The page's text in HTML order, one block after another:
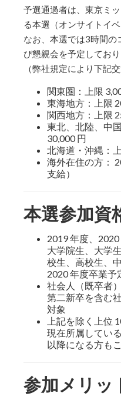
予選通過者は、東京ミ
る本選（オンサイトイ
なお、本選では3時間の
び懇親会を予定しており
（弊社規定により下記
関東圏：上限
東海地方：上限
関西地方：上限
東北、北陸、中
30,000 円
北海道・沖縄：
海外在住の方：
支給）
本選参加資
2019 年度、
大学院生、大学
校生、高校生、
2020 年度卒業予
社会人（既卒者
第二新卒を含む
対象
上記を除く上位
現在所属してい
以降になる方も
参加メリッ